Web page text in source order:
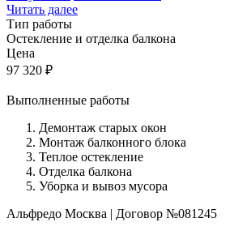
Читать далее
Тип работы
Остекление и отделка балкона
Цена
97 320 ₽
Выполненные работы
Демонтаж старых окон
Монтаж балконного блока
Теплое остекление
Отделка балкона
Уборка и вывоз мусора
Альфредо Москва | Договор №081245